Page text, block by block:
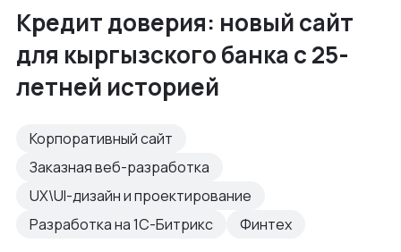
Кредит доверия: новый сайт
для кыргызского банка с 25-
летней историей
Корпоративный сайт
Заказная веб-разработка
UX\UI-дизайн и проектирование
Разработка на 1С-Битрикс
Финтех